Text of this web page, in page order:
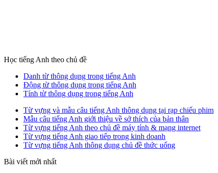
Học tiếng Anh theo chủ đề
Danh từ thông dụng trong tiếng Anh
Động từ thông dụng trong tiếng Anh
Tính từ thông dụng trong tiếng Anh
Từ vựng và mẫu câu tiếng Anh thông dụng tại rạp chiếu phim
Mẫu câu tiếng Anh giới thiệu về sở thích của bản thân
Từ vựng tiếng Anh theo chủ đề máy tính & mạng internet
Từ vựng tiếng Anh giao tiếp trong kinh doanh
Từ vựng tiếng Anh thông dụng chủ đề thức uống
Bài viết mới nhất